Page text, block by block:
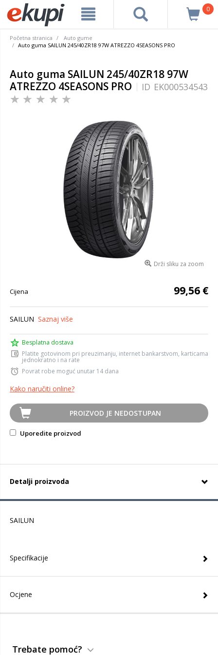
0
Početna stranica
Auto gume
Auto guma SAILUN 245/40ZR18 97W ATREZZO 4SEASONS PRO
Auto guma SAILUN 245/40ZR18 97W
ATREZZO 4SEASONS PRO
ID EK000534543
Drži sliku za zoom
Cijena 99,56 €
SAILUN Saznaj više
Besplatna dostava
Platite gotovinom pri preuzimanju, internet bankarstvom, karticama
jednokratno i na rate
Povrat robe moguć unutar 14 dana
Kako naručiti online?
PROIZVOD JE NEDOSTUPAN
Uporedite proizvod
Detalji proizvoda
SAILUN
Specifikacije
Ocjene
Trebate pomoć?